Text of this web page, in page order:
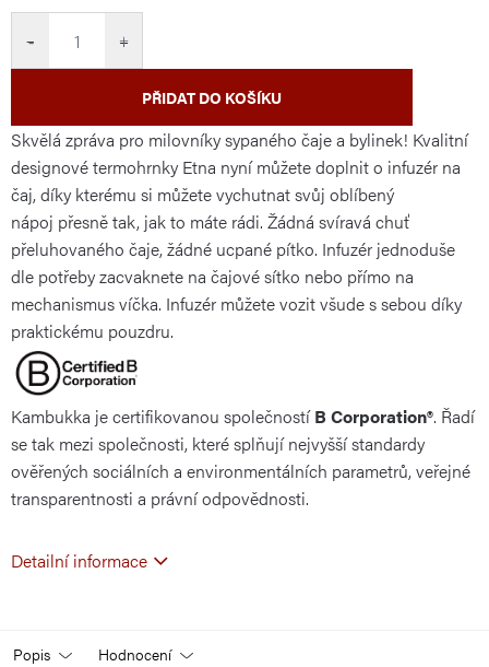
+
−
PŘIDAT DO KOŠÍKU
Skvělá zpráva pro milovníky sypaného čaje a bylinek! Kvalitní
designové termohrnky Etna nyní můžete doplnit o infuzér na
čaj, díky kterému si můžete vychutnat svůj oblíbený
nápoj přesně tak, jak to máte rádi. Žádná svíravá chuť
přeluhovaného čaje, žádné ucpané pítko. Infuzér jednoduše
dle potřeby zacvaknete na čajové sítko nebo přímo na
mechanismus víčka. Infuzér můžete vozit všude s sebou díky
praktickému pouzdru.
Kambukka je certifikovanou společnostíB Corporation®. Řadí
se tak mezi společnosti, které splňují nejvyšší standardy
ověřených sociálních a environmentálních parametrů, veřejné
transparentnosti a právní odpovědnosti.
Detailní informace
Popis Hodnocení